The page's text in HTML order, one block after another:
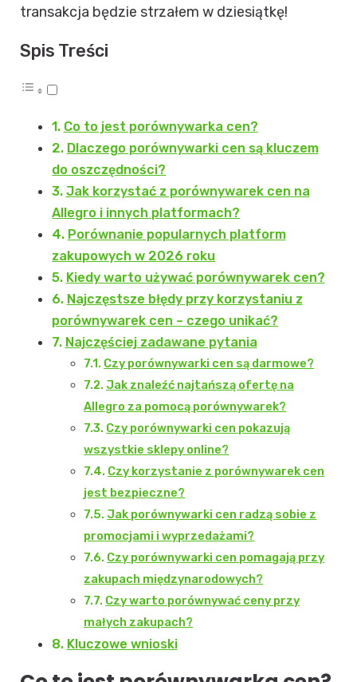
transakcja będzie strzałem w dziesiątkę!
Spis Treści
Co to jest porównywarka cen?
Dlaczego porównywarki cen są kluczem
do oszczędności?
Jak korzystać z porównywarek cen na
Allegro i innych platformach?
Porównanie popularnych platform
zakupowych w 2026 roku
Kiedy warto używać porównywarek cen?
Najczęstsze błędy przy korzystaniu z
porównywarek cen – czego unikać?
Najczęściej zadawane pytania
Czy porównywarki cen są darmowe?
Jak znaleźć najtańszą ofertę na
Allegro za pomocą porównywarek?
Czy porównywarki cen pokazują
wszystkie sklepy online?
Czy korzystanie z porównywarek cen
jest bezpieczne?
Jak porównywarki cen radzą sobie z
promocjami i wyprzedażami?
Czy porównywarki cen pomagają przy
zakupach międzynarodowych?
Czy warto porównywać ceny przy
małych zakupach?
Kluczowe wnioski